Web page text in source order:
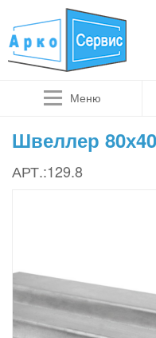
Меню
Швеллер
АРТ.:129.8